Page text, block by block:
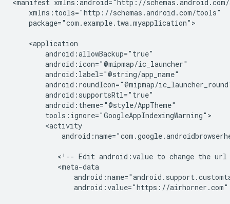
<manifest
package="com.example.twa.myapplication">
<!-- Edit android:value to change the url
android:value="https://airhorner.com"